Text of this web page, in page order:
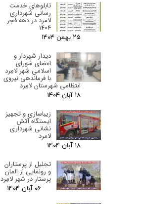
تابلوهای خدمت
رسانی شهرداری
لامرد در دهه فجر
1404
۲۵ بهمن ۰۴
دیدار شهردار و
اعضای شورای
اسلامی شهر لامِرد
با فرماندهی نیروی
انتظامی شهرستان لامِرد
۱۸ آبان ۰۴
زیباسازی و تجهیز
ایستگاه آتش
نشانی شهرداری
لامرد
۱۸ آبان ۰۴
تجلیل از پرستاران
و رونمایی از المان
پرستار در شهر لامِرد
۰۶ آبان ۰۴